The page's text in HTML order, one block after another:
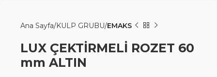
Ana Sayfa KULP GRUBU EMAKS
LUX ÇEKTİRMELİ ROZET 60
mm ALTIN